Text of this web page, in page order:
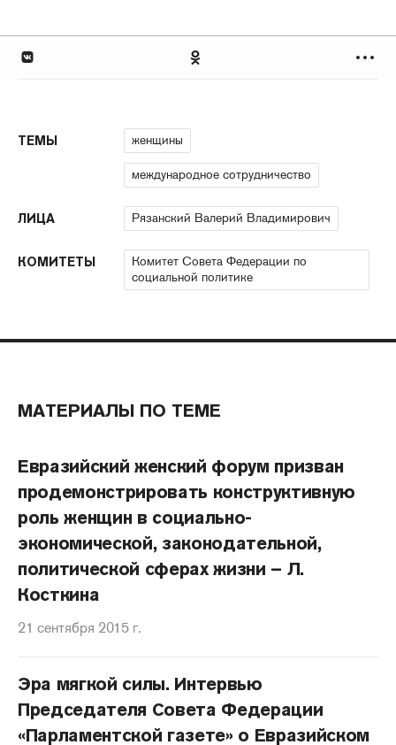
ТЕМЫ женщины
международное сотрудничество
ЛИЦА Рязанский Валерий Владимирович
КОМИТЕТЫ
Комитет Совета Федерации по
социальной политике
МАТЕРИАЛЫ ПО ТЕМЕ
Евразийский женский форум призван
продемонстрировать конструктивную
роль женщин в социально-
экономической, законодательной,
политической сферах жизни – Л.
Косткина
21 сентября 2015 г.
Эра мягкой силы. Интервью
Председателя Совета Федерации
«Парламентской газете» о Евразийском